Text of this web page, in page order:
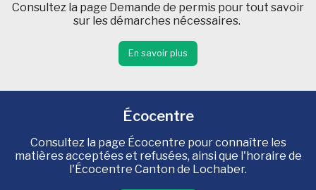
Consultez la page Demande de permis pour tout savoir
sur les démarches nécessaires.
En savoir plus
Écocentre
Consultez la page Écocentre pour connaître les
matières acceptées et refusées, ainsi que l'horaire de
l'Écocentre Canton de Lochaber.